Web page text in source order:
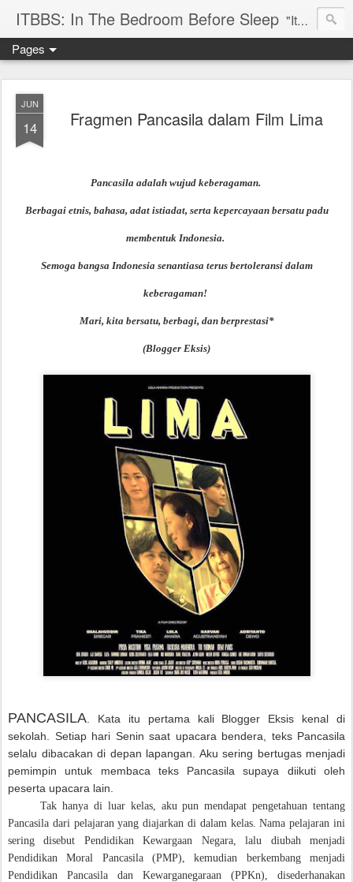
ITBBS: In The Bedroom Before Sleep "Its my life to be exist in the world"
Pages
JUN
14 Fragmen Pancasila dalam Film Lima
Pancasila adalah wujud keberagaman.
Berbagai etnis, bahasa, adat istiadat, serta kepercayaan bersatu padu
membentuk Indonesia.
Semoga bangsa Indonesia senantiasa terus bertoleransi dalam
keberagaman!
Mari, kita bersatu, berbagi, dan berprestasi*
(Blogger Eksis)
PANCASILA . Kata itu pertama kali Blogger Eksis kenal di
sekolah. Setiap hari Senin saat upacara bendera, teks Pancasila
selalu dibacakan di depan lapangan. Aku sering bertugas menjadi
pemimpin untuk membaca teks Pancasila supaya diikuti oleh
peserta upacara lain.
Tak hanya di luar kelas, aku pun mendapat pengetahuan tentang
Pancasila dari pelajaran yang diajarkan di dalam kelas. Nama pelajaran ini
sering disebut Pendidikan Kewargaan Negara, lalu diubah menjadi
Pendidikan Moral Pancasila (PMP), kemudian berkembang menjadi
Pendidikan Pancasila dan Kewarganegaraan (PPKn), disederhanakan